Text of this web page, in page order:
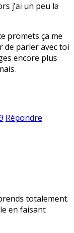
j’ai un peu la
promets ça me
de parler avec toi
encore plus
Répondre
totalement.
en faisant